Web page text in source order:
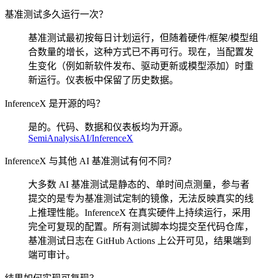
基准测试多久运行一次？
基准测试最初按每日计划运行，但随着硬件/框架/模型组
合数量的增长，这种方式已不再可行。现在，当配置发
生变化（例如新软件发布、驱动更新或模型添加）时重
新运行。仪表板中保留了历史数据。
InferenceX 是开源的吗？
是的。代码、数据和仪表板均为开源。
SemiAnalysisAI/InferenceX
InferenceX 与其他 AI 基准测试有何不同？
大多数 AI 基准测试是静态的、单时间点测量，参与者
提交的是专为基准测试定制的镜像，无法反映真实的线
上推理性能。InferenceX 在真实硬件上持续运行，采用
完全可复现的配置。所有测试脚本均提交至代码仓库，
基准测试日志在 GitHub Actions 上公开可见，结果端到
端可审计。